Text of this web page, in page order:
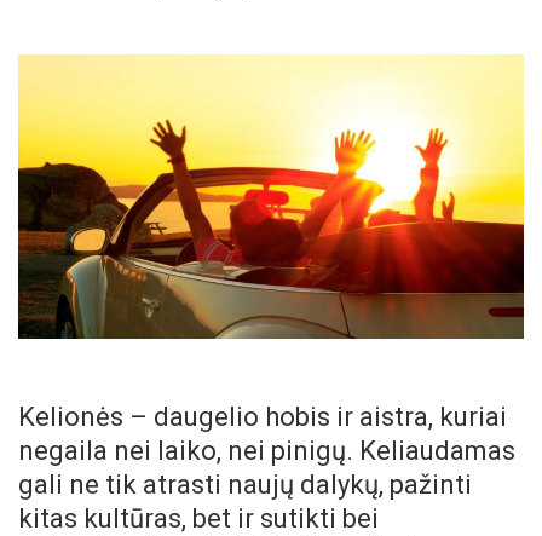
Kelionės – daugelio hobis ir aistra, kuriai
negaila nei laiko, nei pinigų. Keliaudamas
gali ne tik atrasti naujų dalykų, pažinti
kitas kultūras, bet ir sutikti bei